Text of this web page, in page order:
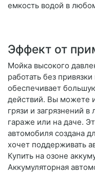
емкость водой в
Эффект от
Мойка высокого
работать без
обеспечивает
действий. Вы можете
грязи и загрязнений
гараже или на даче.
автомобиля создана
хочет поддерживать
Купить на озоне
Аккумуляторная